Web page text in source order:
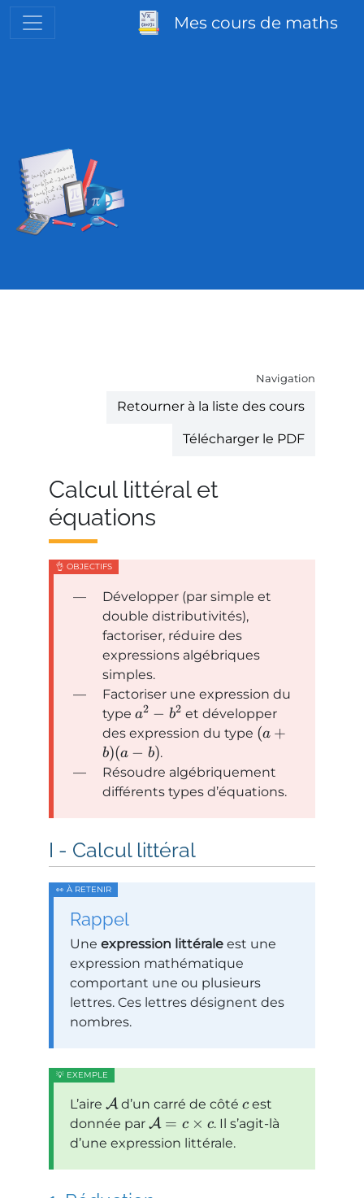
Mes cours de maths
Navigation
Retourner à la liste des cours
Télécharger le PDF
Calcul littéral et
équations
Développer (par simple et
double distributivités),
factoriser, réduire des
expressions algébriques
simples.
Factoriser une expression du
type a2 − b2 et développer
des expression du type (a +
b)(a − b).
Résoudre algébriquement
différents types d’équations.
Calcul littéral
Rappel
Une expression littérale est une
expression mathématique
comportant une ou plusieurs
lettres. Ces lettres désignent des
nombres.
L’aire Ad’un carré de côté c est
donnée par A = c × c. Il s’agit-là
d’une expression littérale.